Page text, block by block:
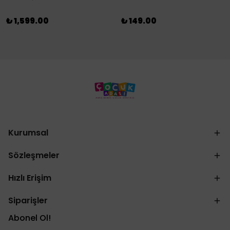
₺ 1,599.00 ₺ 149.00
Kurumsal
Sözleşmeler
Hızlı Erişim
Siparişler
Abonel Ol!